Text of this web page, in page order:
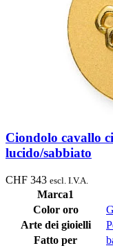
Ciondolo cavallo
lucido/sabbiato
CHF 343 escl. I.V.A.
Marca1
Color oro
Arte dei gioielli
Fatto per